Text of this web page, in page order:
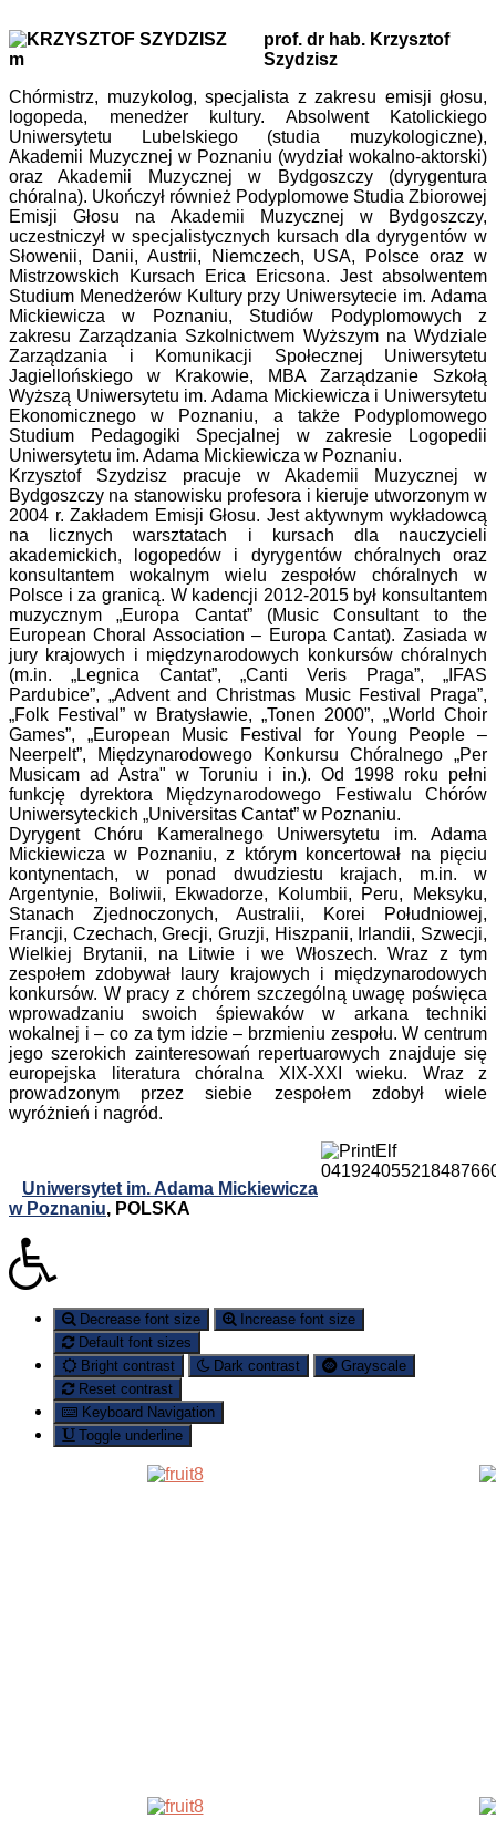
prof. dr hab. Krzysztof
Szydzisz
Chórmistrz, muzykolog, specjalista z zakresu emisji głosu,
logopeda, menedżer kultury. Absolwent Katolickiego
Uniwersytetu Lubelskiego (studia muzykologiczne),
Akademii Muzycznej w Poznaniu (wydział wokalno-aktorski)
oraz Akademii Muzycznej w Bydgoszczy (dyrygentura
chóralna). Ukończył również Podyplomowe Studia Zbiorowej
Emisji Głosu na Akademii Muzycznej w Bydgoszczy,
uczestniczył w specjalistycznych kursach dla dyrygentów w
Słowenii, Danii, Austrii, Niemczech, USA, Polsce oraz w
Mistrzowskich Kursach Erica Ericsona. Jest absolwentem
Studium Menedżerów Kultury przy Uniwersytecie im. Adama
Mickiewicza w Poznaniu, Studiów Podyplomowych z
zakresu Zarządzania Szkolnictwem Wyższym na Wydziale
Zarządzania i Komunikacji Społecznej Uniwersytetu
Jagiellońskiego w Krakowie, MBA Zarządzanie Szkołą
Wyższą Uniwersytetu im. Adama Mickiewicza i Uniwersytetu
Ekonomicznego w Poznaniu, a także Podyplomowego
Studium Pedagogiki Specjalnej w zakresie Logopedii
Uniwersytetu im. Adama Mickiewicza w Poznaniu.
Krzysztof Szydzisz pracuje w Akademii Muzycznej w
Bydgoszczy na stanowisku profesora i kieruje utworzonym w
2004 r. Zakładem Emisji Głosu. Jest aktywnym wykładowcą
na licznych warsztatach i kursach dla nauczycieli
akademickich, logopedów i dyrygentów chóralnych oraz
konsultantem wokalnym wielu zespołów chóralnych w
Polsce i za granicą. W kadencji 2012-2015 był konsultantem
muzycznym „Europa Cantat” (Music Consultant to the
European Choral Association – Europa Cantat). Zasiada w
jury krajowych i międzynarodowych konkursów chóralnych
(m.in. „Legnica Cantat”, „Canti Veris Praga”, „IFAS
Pardubice”, „Advent and Christmas Music Festival Praga”,
„Folk Festival” w Bratysławie, „Tonen 2000”, „World Choir
Games”, „European Music Festival for Young People –
Neerpelt”, Międzynarodowego Konkursu Chóralnego „Per
Musicam ad Astra" w Toruniu i in.). Od 1998 roku pełni
funkcję dyrektora Międzynarodowego Festiwalu Chórów
Uniwersyteckich „Universitas Cantat” w Poznaniu.
Dyrygent Chóru Kameralnego Uniwersytetu im. Adama
Mickiewicza w Poznaniu, z którym koncertował na pięciu
kontynentach, w ponad dwudziestu krajach, m.in. w
Argentynie, Boliwii, Ekwadorze, Kolumbii, Peru, Meksyku,
Stanach Zjednoczonych, Australii, Korei Południowej,
Francji, Czechach, Grecji, Gruzji, Hiszpanii, Irlandii, Szwecji,
Wielkiej Brytanii, na Litwie i we Włoszech. Wraz z tym
zespołem zdobywał laury krajowych i międzynarodowych
konkursów. W pracy z chórem szczególną uwagę poświęca
wprowadzaniu swoich śpiewaków w arkana techniki
wokalnej i – co za tym idzie – brzmieniu zespołu. W centrum
jego szerokich zainteresowań repertuarowych znajduje się
europejska literatura chóralna XIX-XXI wieku. Wraz z
prowadzonym przez siebie zespołem zdobył wiele
wyróżnień i nagród.
Uniwersytet im. Adama Mickiewicza
w Poznaniu, POLSKA
Decrease font size
Increase font size
Default font sizes
Bright contrast
Dark contrast
Grayscale
Reset contrast
Keyboard Navigation
Toggle underline